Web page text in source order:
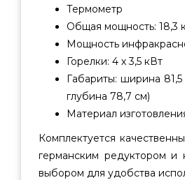
Термометр
Общая мощность: 18,3
Мощность
Горелки: 4 х 3,5 кВт
Габариты: ширина
глубина 78,7 см)
Материал
Комплектуется
германским редуктором и
выбором для удобства